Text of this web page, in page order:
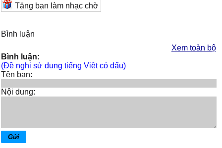
Tặng bạn làm nhạc chờ
Bình luận
Xem toàn bộ
Bình luận:
(Đề nghị sử dụng tiếng Việt có dấu)
Tên bạn:
Nội dung: